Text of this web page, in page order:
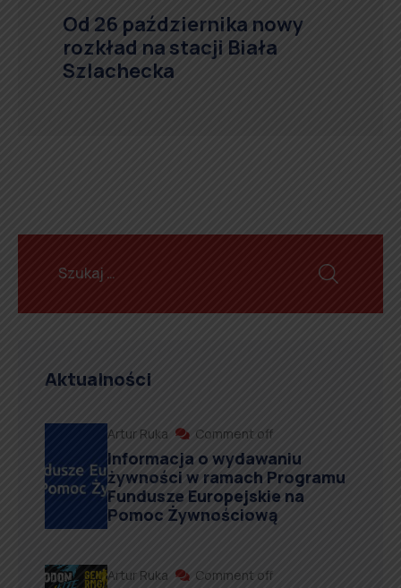
Od 26 października nowy
rozkład na stacji Biała
Szlachecka
Aktualności
Artur Ruka Comment off
Informacja o wydawaniu
żywności w ramach Programu
Fundusze Europejskie na
Pomoc Żywnościową
Artur Ruka Comment off